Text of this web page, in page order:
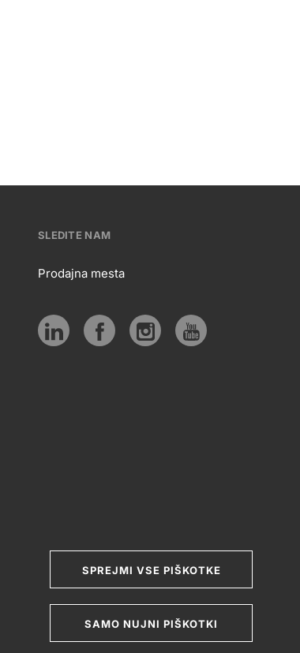
SPREJMI VSE PIŠKOTKE
SAMO NUJNI PIŠKOTKI
SLEDITE NAM
Sledite
Prodajna mesta